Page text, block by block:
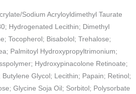
Sodium Acryloyldimethyl Taurate
Hydrogenated Lecithin; Dimethyl
Tocopherol; Bisabolol; Trehalose;
Palmitoyl Hydroxypropyltrimonium;
Hydroxypinacolone Retinoate;
Glycol; Lecithin; Papain; Retinol;
Glycine Soja Oil; Sorbitol; Polysorbate